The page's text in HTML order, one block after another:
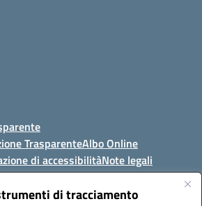
di tracciamento
TrasparenteAlbo Online
di accessibilitàNote legali